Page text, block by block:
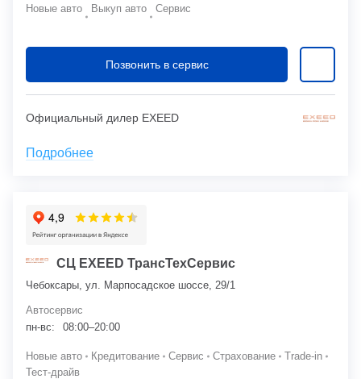
Новые авто Выкуп авто Сервис
Позвонить в сервис
Официальный дилер EXEED
Подробнее
СЦ EXEED ТрансТехСервис
Чебоксары, ул. Марпосадское шоссе, 29/1
Автосервис
пн-вс:
08:00–20:00
Новые авто Кредитование Сервис Страхование
Trade-in
Тест-драйв